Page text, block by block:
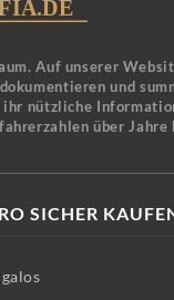
Auf unserer
und
nützliche
über Jahre
SICHER